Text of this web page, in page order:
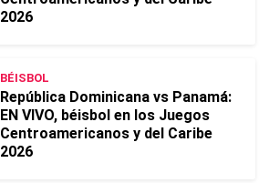
2026
BÉISBOL
República Dominicana vs Panamá:
EN VIVO, béisbol en los Juegos
Centroamericanos y del Caribe
2026